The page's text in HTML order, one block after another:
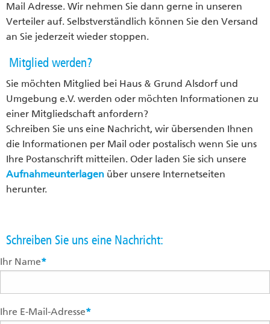
Mail Adresse. Wir nehmen Sie dann gerne in unseren
Verteiler auf. Selbstverständlich können Sie den Versand
an Sie jederzeit wieder stoppen.
Mitglied werden?
Sie möchten Mitglied bei Haus & Grund Alsdorf und
Umgebung e.V. werden oder möchten Informationen zu
einer Mitgliedschaft anfordern?
Schreiben Sie uns eine Nachricht, wir übersenden Ihnen
die Informationen per Mail oder postalisch wenn Sie uns
Ihre Postanschrift mitteilen. Oder laden Sie sich unsere
Aufnahmeunterlagen über unsere Internetseiten
herunter.
Schreiben Sie uns eine Nachricht:
Ihr Name*
Ihre E-Mail-Adresse*